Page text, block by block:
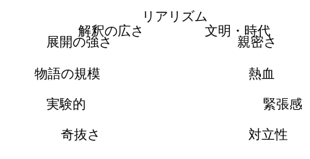
リアリズム
文明・時代
親密さ
熱血
緊張感
対立性
奇抜さ
実験的
物語の規模
展開の強さ
解釈の広さ